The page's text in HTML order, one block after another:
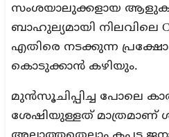
സംശയാലുക്കളായ
ബാഹുല്യമായി നിലവിലെ
എതിരെ നടക്കുന്ന
കൊടുക്കാൻ കഴിയും.
മുൻസൂചിപ്പിച്ച പോലെ
ശേഷിയുള്ളത് മാത്രമാണ്